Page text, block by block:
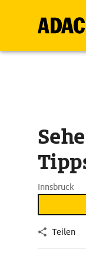
Innsbruck
Teilen